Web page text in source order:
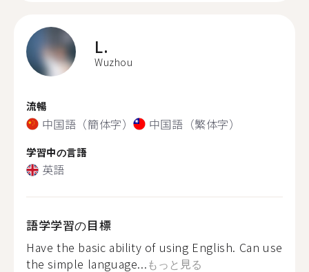
L.
Wuzhou
流暢
中国語（簡体字） 中国語（繁体字）
学習中の言語
英語
語学学習の目標
Have the basic ability of using English. Can use
the simple language...もっと見る